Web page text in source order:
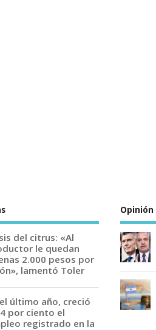
del citrus: «Al
le quedan
2.000 pesos por
lamentó Toler
último año, creció
por ciento el
registrado en la
Opinión